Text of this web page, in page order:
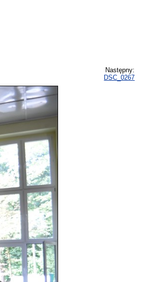
Następny:
DSC_0267